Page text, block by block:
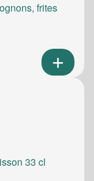
frites
33 cl